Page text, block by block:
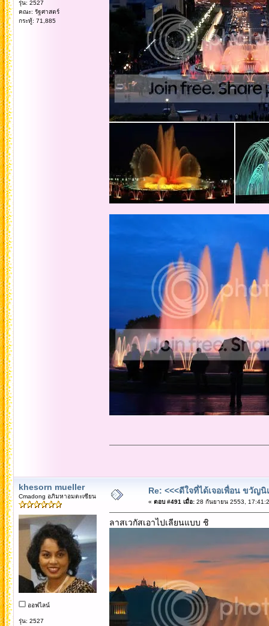
รุ่น: 2527
คณะ: รัฐศาสตร์
กระทู้: 71,885
khesorn mueller
Cmadong อภิมหาอมตะเซียน
ออฟไลน์
รุ่น: 2527
Re: <<<ดีใจที่ได้เจอเพื่อน ขวัญนิ
« ตอบ #491 เมื่อ:28 กันยายน 2553,
ลาสเวกัสเอาไปเลียนแบบ ชิ